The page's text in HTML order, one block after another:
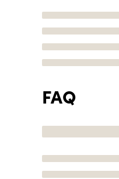
FAQ